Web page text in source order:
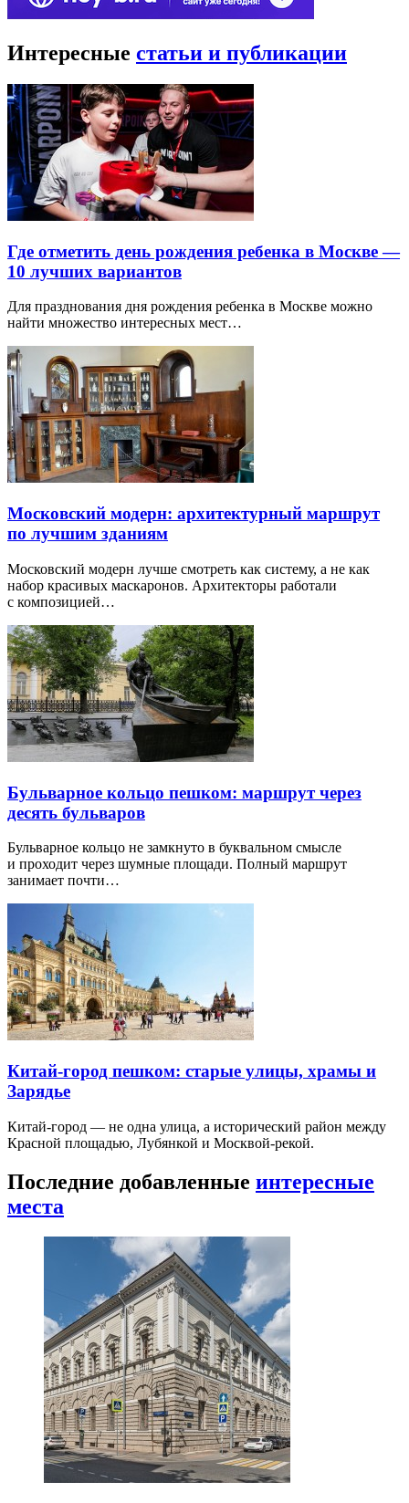
Интересные статьи и публикации
Где отметить день рождения ребенка в Москве —
10 лучших вариантов
Для празднования дня рождения ребенка в Москве можно
найти множество интересных мест…
Московский модерн: архитектурный маршрут
по лучшим зданиям
Московский модерн лучше смотреть как систему, а не как
набор красивых маскаронов. Архитекторы работали
с композицией…
Бульварное кольцо пешком: маршрут через
десять бульваров
Бульварное кольцо не замкнуто в буквальном смысле
и проходит через шумные площади. Полный маршрут
занимает почти…
Китай-город пешком: старые улицы, храмы и
Зарядье
Китай-город — не одна улица, а исторический район между
Красной площадью, Лубянкой и Москвой-рекой.
Последние добавленные интересные
места